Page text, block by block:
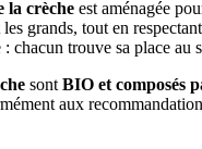
la crèche est aménagée
grands, tout en
: chacun trouve sa place au
sont BIO et composés
aux